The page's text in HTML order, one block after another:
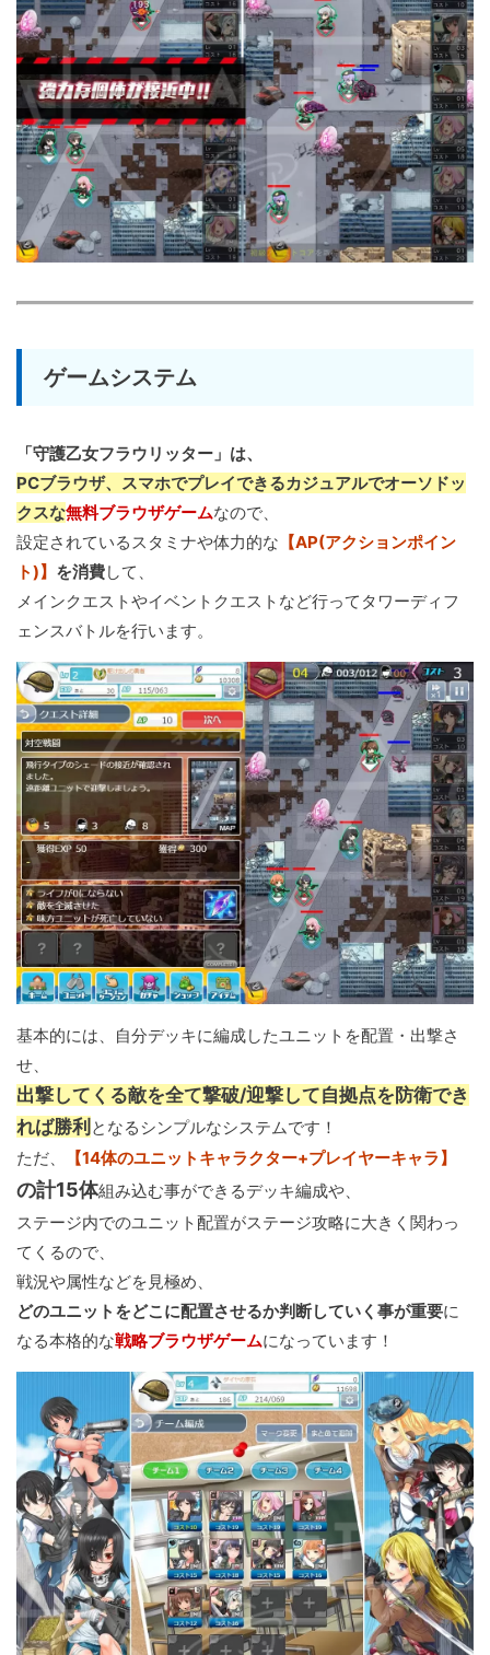
ゲームシステム
「守護乙女フラウリッター」は、
PCブラウザ、スマホでプレイできるカジュアルでオーソドッ
クスな無料ブラウザゲームなので、
設定されているスタミナや体力的な 【AP(アクションポイン
ト)】 を消費して、
メインクエストやイベントクエストなど行ってタワーディフ
ェンスバトルを行います。
基本的には、自分デッキに編成したユニットを配置・出撃さ
せ、
出撃してくる敵を全て撃破/迎撃して自拠点を防衛でき
れば勝利 となるシンプルなシステムです！
ただ、
【14体のユニットキャラクター+プレイヤーキャラ】
の計15体組み込む事ができるデッキ編成や、
ステージ内でのユニット配置がステージ攻略に大きく関わっ
てくるので、
戦況や属性などを見極め、
どのユニットをどこに配置させるか判断していく事が重要に
なる本格的な戦略ブラウザゲームになっています！